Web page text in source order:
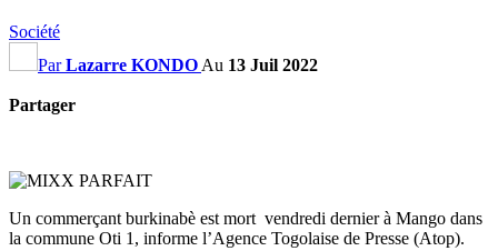
Société
ParLazarre KONDO Au 13 Juil 2022
Partager
Un commerçant burkinabè est mort vendredi dernier à Mango dans
la commune Oti 1, informe l’Agence Togolaise de Presse (Atop).